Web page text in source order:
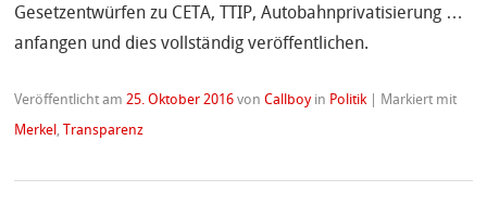
Gesetzentwürfen zu CETA, TTIP, Autobahnprivatisierung …
anfangen und dies vollständig veröffentlichen.
Veröffentlicht am 25. Oktober 2016 vonCallboy in Politik | Markiert mit
Merkel ,Transparenz